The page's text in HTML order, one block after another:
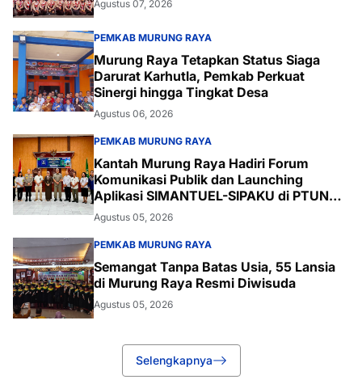
Agustus 07, 2026
PEMKAB MURUNG RAYA
Murung Raya Tetapkan Status Siaga
Darurat Karhutla, Pemkab Perkuat
Sinergi hingga Tingkat Desa
Agustus 06, 2026
PEMKAB MURUNG RAYA
Kantah Murung Raya Hadiri Forum
Komunikasi Publik dan Launching
Aplikasi SIMANTUEL-SIPAKU di PTUN
Palangka Raya
Agustus 05, 2026
PEMKAB MURUNG RAYA
Semangat Tanpa Batas Usia, 55 Lansia
di Murung Raya Resmi Diwisuda
Agustus 05, 2026
Selengkapnya